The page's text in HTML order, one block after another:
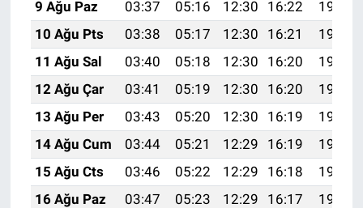
9 Ağu Paz
03:37 05:16 12:30 16:22
19:34
10 Ağu Pts
03:38 05:17 12:30 16:21
19:33
11 Ağu Sal
03:40 05:18 12:30 16:20
19:31
12 Ağu Çar
03:41 05:19 12:30 16:20
19:30
13 Ağu Per
03:43 05:20 12:30 16:19
19:29
14 Ağu Cum
03:44 05:21 12:29 16:19
19:27
15 Ağu Cts
03:46 05:22 12:29 16:18
19:26
16 Ağu Paz
03:47 05:23 12:29 16:17
19:25